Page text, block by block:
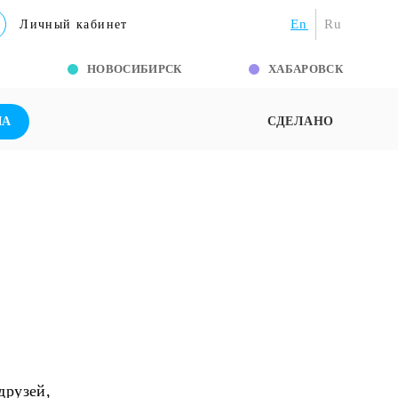
Личный кабинет En Ru
НОВОСИБИРСК ХАБАРОВСК
СДЕЛАНО